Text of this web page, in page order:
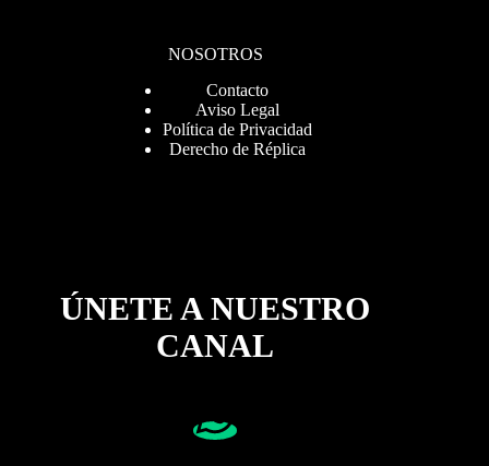
NOSOTROS
Contacto
Aviso Legal
Política de Privacidad
Derecho de Réplica
ÚNETE A NUESTRO
CANAL